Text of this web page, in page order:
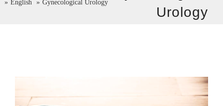
Urology
English Gynecological Urology